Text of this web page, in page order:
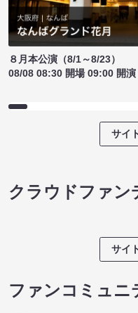
８月本公演（8/1～8/23）
08/08 08:30 開場 09:00 開演
サイ
クラウドファン
サイ
ファンコミュニ